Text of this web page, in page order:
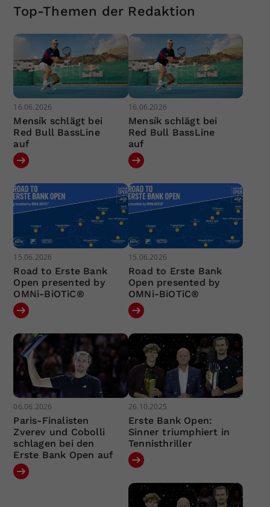
Top-Themen der Redaktion
16.06.2026
Mensík schlägt bei
Red Bull BassLine
auf
16.06.2026
Mensík schlägt bei
Red Bull BassLine
auf
15.06.2026
Road to Erste Bank
Open presented by
OMNi-BiOTiC®
15.06.2026
Road to Erste Bank
Open presented by
OMNi-BiOTiC®
06.06.2026
Paris-Finalisten
Zverev und Cobolli
schlagen bei den
Erste Bank Open auf
26.10.2025
Erste Bank Open:
Sinner triumphiert in
Tennisthriller